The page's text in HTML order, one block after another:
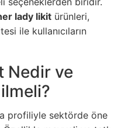
lady likit ürünleri,
ile kullanıcıların
Nedir ve
profiliyle sektörde öne